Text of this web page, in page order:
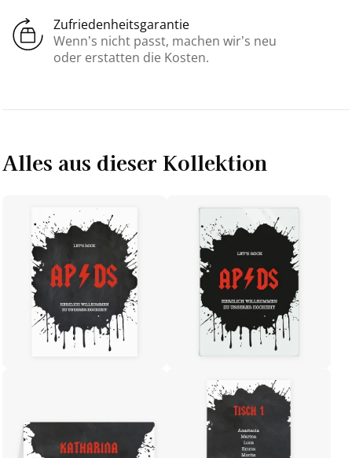
Zufriedenheitsgarantie
Wenn’s nicht passt, machen wir’s neu
oder erstatten die Kosten.
Alles aus dieser Kollektion